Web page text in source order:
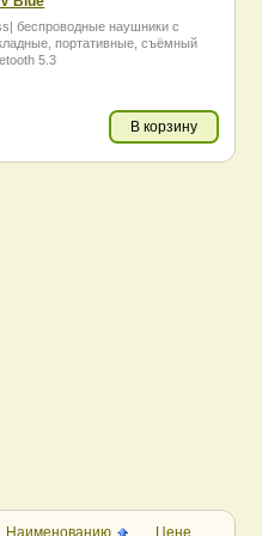
беспроводные наушники с
портативные, съёмный
5.3
В корзину
Наименованию Цене